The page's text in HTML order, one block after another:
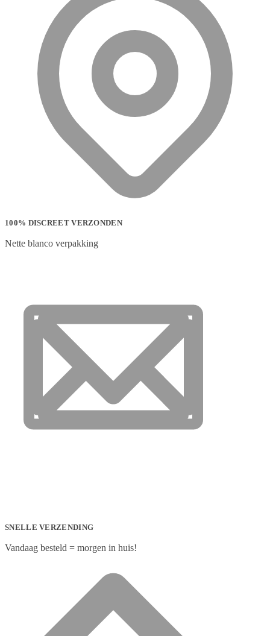
100% DISCREET VERZONDEN
Nette blanco verpakking
SNELLE VERZENDING
Vandaag besteld = morgen in huis!